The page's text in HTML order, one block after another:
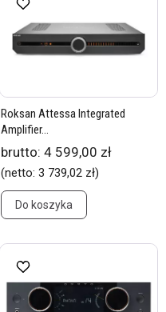
Roksan Attessa Integrated
Amplifier...
brutto: 4 599,00 zł
(netto: 3 739,02 zł)
Do koszyka